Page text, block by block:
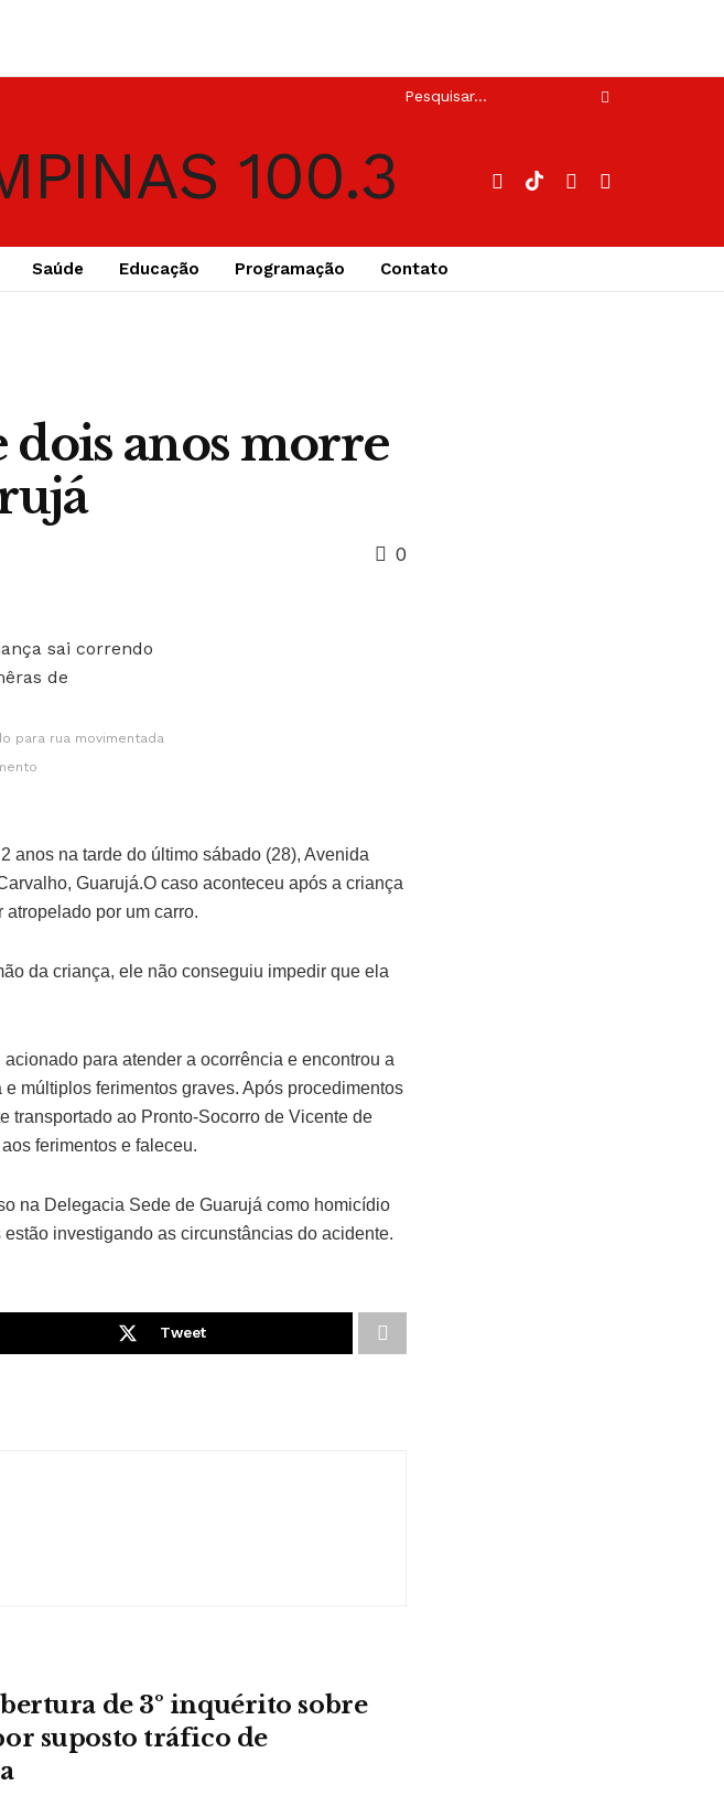
Saúde Educação Programação Contato
dois anos morre
0
para rua movimentada
anos na tarde do último sábado (28), Avenida
Guarujá.O caso aconteceu após a criança
por um carro.
da criança, ele não conseguiu impedir que ela
para atender a ocorrência e encontrou a
múltiplos ferimentos graves. Após procedimentos
transportado ao Pronto-Socorro de Vicente de
ferimentos e faleceu.
na Delegacia Sede de Guarujá como homicídio
investigando as circunstâncias do acidente.
Tweet
de 3º inquérito sobre
suposto tráfico de